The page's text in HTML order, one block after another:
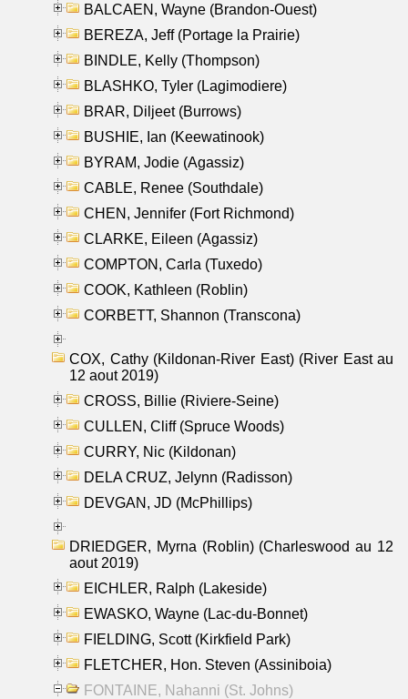
BALCAEN, Wayne (Brandon-Ouest)
BEREZA, Jeff (Portage la Prairie)
BINDLE, Kelly (Thompson)
BLASHKO, Tyler (Lagimodiere)
BRAR, Diljeet (Burrows)
BUSHIE, Ian (Keewatinook)
BYRAM, Jodie (Agassiz)
CABLE, Renee (Southdale)
CHEN, Jennifer (Fort Richmond)
CLARKE, Eileen (Agassiz)
COMPTON, Carla (Tuxedo)
COOK, Kathleen (Roblin)
CORBETT, Shannon (Transcona)
COX, Cathy (Kildonan-River East) (River East au
12 aout 2019)
CROSS, Billie (Riviere-Seine)
CULLEN, Cliff (Spruce Woods)
CURRY, Nic (Kildonan)
DELA CRUZ, Jelynn (Radisson)
DEVGAN, JD (McPhillips)
DRIEDGER, Myrna (Roblin) (Charleswood au 12
aout 2019)
EICHLER, Ralph (Lakeside)
EWASKO, Wayne (Lac-du-Bonnet)
FIELDING, Scott (Kirkfield Park)
FLETCHER, Hon. Steven (Assiniboia)
FONTAINE, Nahanni (St. Johns)